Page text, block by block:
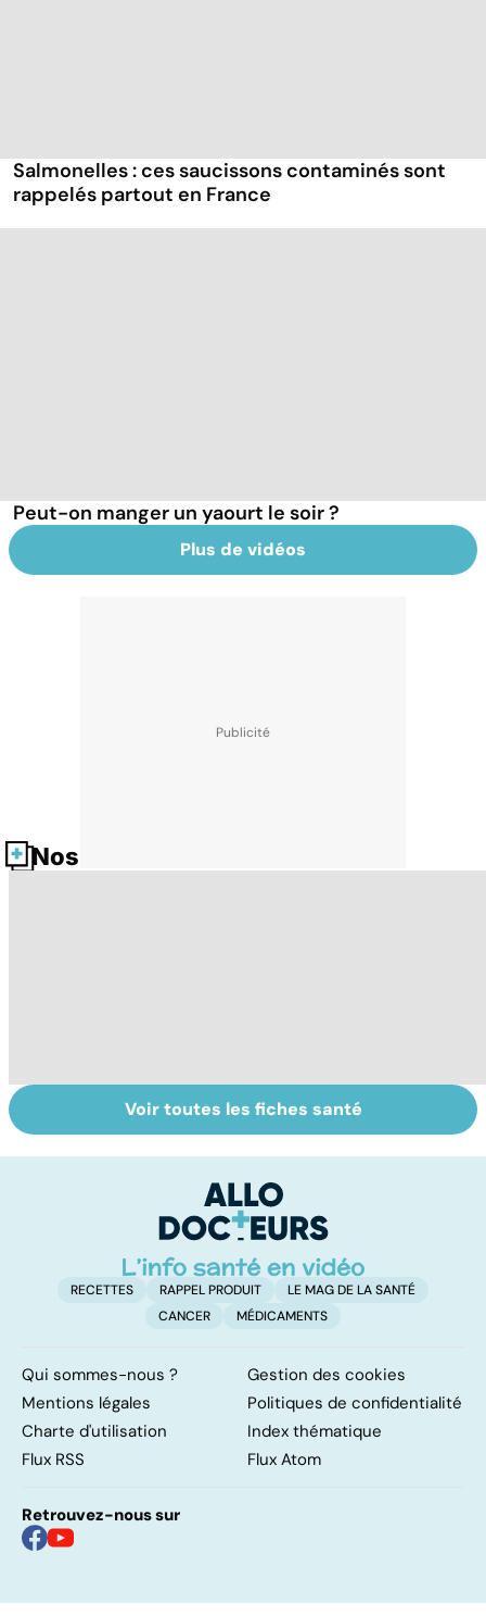
Salmonelles : ces saucissons contaminés sont
rappelés partout en France
Peut-on manger un yaourt le soir ?
Plus de vidéos
Nos fiches santé
Tout savoir sur
les infections
Inflammation des
amygdales : que
d'angine ?
Voir toutes les fiches santé
RECETTES RAPPEL PRODUIT
LE MAG DE LA SANTÉ
CANCER
MÉDICAMENTS
Qui sommes-nous ?
Gestion des cookies
Mentions légales
Politiques de confidentialité
Charte d'utilisation
Index thématique
Flux RSS
Flux Atom
Retrouvez-nous sur